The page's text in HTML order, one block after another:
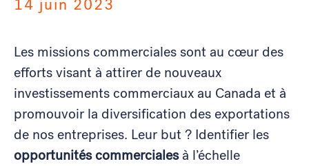
14 juin 2023
Les missions commerciales sont au cœur des
efforts visant à attirer de nouveaux
investissements commerciaux au Canada et à
promouvoir la diversification des exportations
de nos entreprises. Leur but ? Identifier les
opportunités commercialesà l’échelle